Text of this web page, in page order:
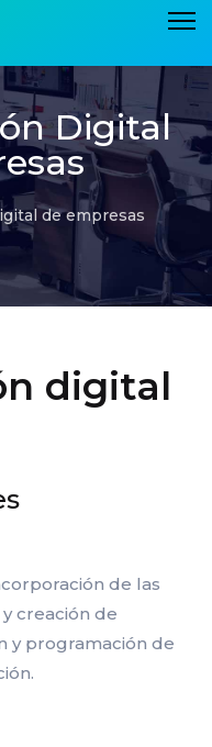
Digital
de empresas
digital
de las
creación de
y programación de